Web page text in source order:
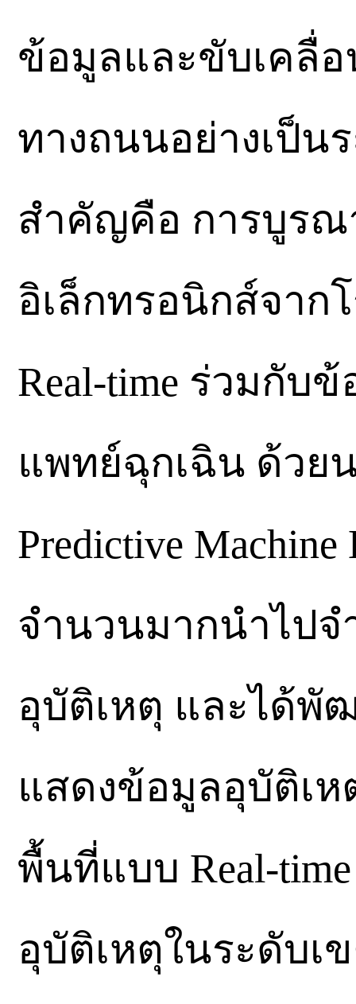
ข้อมูลและขับเคลื่
ทางถนนอย่างเป็น
สำคัญคือ การบูรณ
อิเล็กทรอนิกส์จาก
Real-time ร่วมกับ
แพทย์ฉุกเฉิน ด้วย
Predictive
จำนวนมากนำไปจ
อุบัติเหตุ และได้พัฒ
แสดงข้อมูลอุบัติเห
พื้นที่แบบ Real-
อุบัติเหตุในระดับเ